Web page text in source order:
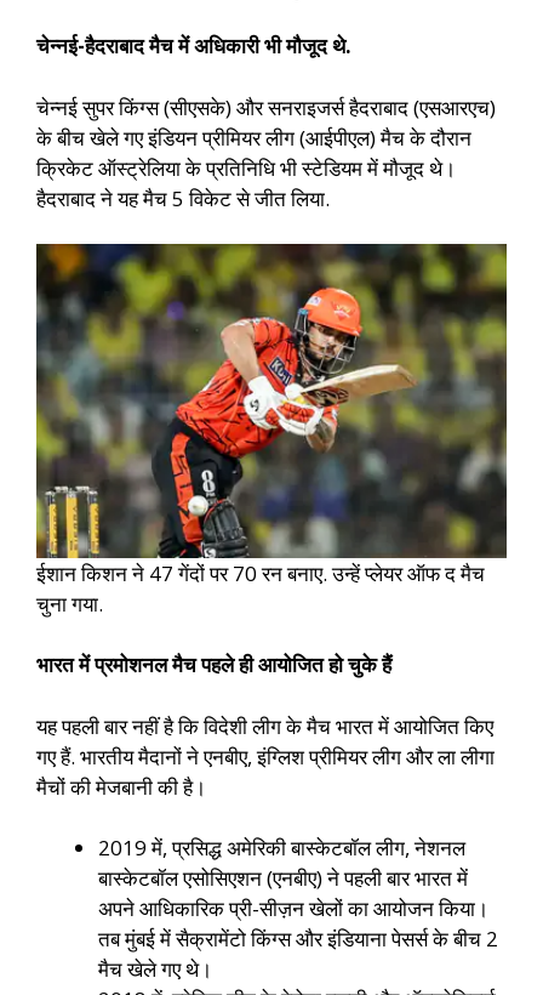
चेन्नई-हैदराबाद मैच में अधिकारी भी मौजूद थे.
चेन्नई सुपर किंग्स (सीएसके) और सनराइजर्स हैदराबाद (एसआरएच)
के बीच खेले गए इंडियन प्रीमियर लीग (आईपीएल) मैच के दौरान
क्रिकेट ऑस्ट्रेलिया के प्रतिनिधि भी स्टेडियम में मौजूद थे।
हैदराबाद ने यह मैच 5 विकेट से जीत लिया.
ईशान किशन ने 47 गेंदों पर 70 रन बनाए. उन्हें प्लेयर ऑफ द मैच
चुना गया.
भारत में प्रमोशनल मैच पहले ही आयोजित हो चुके हैं
यह पहली बार नहीं है कि विदेशी लीग के मैच भारत में आयोजित किए
गए हैं. भारतीय मैदानों ने एनबीए, इंग्लिश प्रीमियर लीग और ला लीगा
मैचों की मेजबानी की है।
2019 में, प्रसिद्ध अमेरिकी बास्केटबॉल लीग, नेशनल
बास्केटबॉल एसोसिएशन (एनबीए) ने पहली बार भारत में
अपने आधिकारिक प्री-सीज़न खेलों का आयोजन किया।
तब मुंबई में सैक्रामेंटो किंग्स और इंडियाना पेसर्स के बीच 2
मैच खेले गए थे।